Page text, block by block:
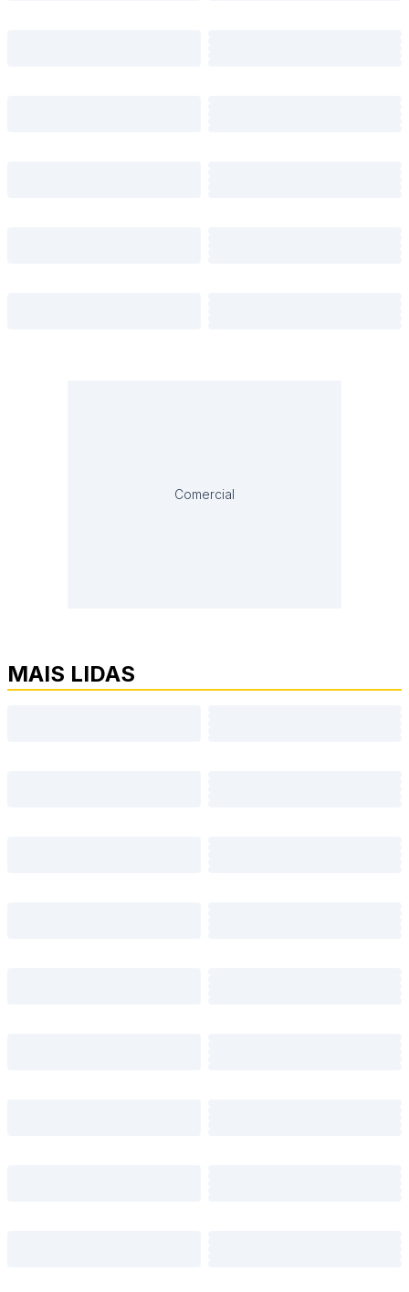
Comercial
MAIS LIDAS